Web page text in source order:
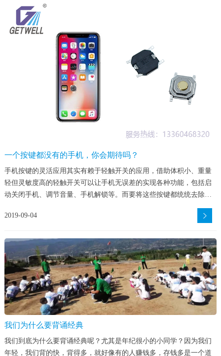
一个按键都没有的手机，你会期待吗？
手机按键的灵活应用其实有赖于轻触开关的应用，借助体积小、重量
轻但灵敏度高的轻触开关可以让手机无误差的实现各种功能，包括启
动关闭手机、调节音量、手机解锁等。而要将这些按键都统统去除，
这种改进或许会是一种革新。
2019-09-04
我们为什么要背诵经典
我们到底为什么要背诵经典呢？尤其是年纪很小的小同学？因为我们
年轻，我们背的快，背得多，就好像有的人赚钱多，存钱多是一个道